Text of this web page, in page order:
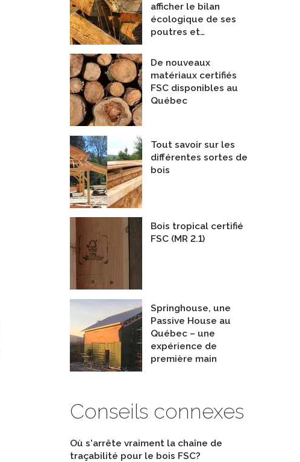
afficher le bilan
écologique de ses
poutres et…
De nouveaux
matériaux certifiés
FSC disponibles au
Québec
Tout savoir sur les
différentes sortes de
bois
Bois tropical certifié
FSC (MR 2.1)
Springhouse, une
Passive House au
Québec – une
expérience de
première main
Conseils connexes
Où s'arrête vraiment la chaîne de
traçabilité pour le bois FSC?